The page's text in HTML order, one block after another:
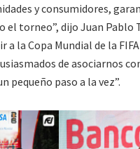
y consumidores,
torneo”, dijo Juan Pablo
a la Copa Mundial de la
de asociarnos
pequeño paso a la vez”.